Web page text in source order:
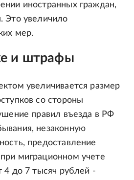
иностранных граждан,
Это увеличило
мер.
и штрафы
увеличивается размер
со стороны
правил въезда в РФ
незаконную
предоставление
миграционном учете
4 до 7 тысяч рублей -